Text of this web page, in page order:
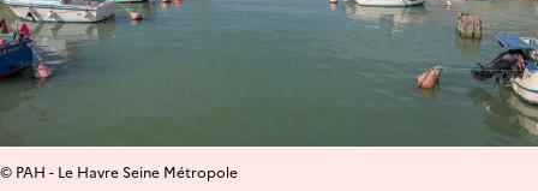
© PAH - Le Havre Seine Métropole